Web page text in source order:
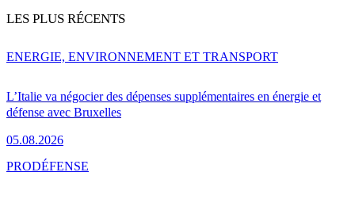
LES PLUS RÉCENTS
L’Italie va négocier des dépenses supplémentaires en énergie et
défense avec Bruxelles
05.08.2026
ENERGIE, ENVIRONNEMENT ET TRANSPORT
PRODÉFENSE